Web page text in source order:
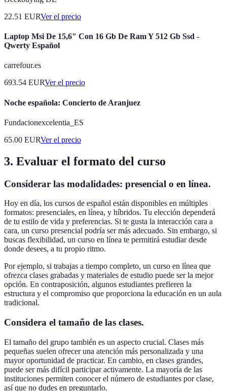
22.51 EURVer el precio
Laptop Msi De 15,6" Con 16 Gb De Ram Y 512 Gb Ssd -
Qwerty Español
carrefour.es
693.54 EURVer el precio
Noche española: Concierto de Aranjuez
Fundacionexcelentia_ES
65.00 EURVer el precio
3. Evaluar el formato del curso
Considerar las modalidades: presencial o en línea.
Hoy en día, los cursos de español están disponibles en múltiples
formatos: presenciales, en línea, y híbridos. Tu elección dependerá
de tu estilo de vida y preferencias. Si te gusta la interacción cara a
cara, un curso presencial podría ser más adecuado. Sin embargo, si
buscas flexibilidad, un curso en línea te permitirá estudiar desde
donde desees, a tu propio ritmo.
Por ejemplo, si trabajas a tiempo completo, un curso en línea que
ofrezca clases grabadas y materiales de estudio puede ser la mejor
opción. En contraposición, algunos estudiantes prefieren la
estructura y el compromiso que proporciona la educación en un aula
tradicional.
Considera el tamaño de las clases.
El tamaño del grupo también es un aspecto crucial. Clases más
pequeñas suelen ofrecer una atención más personalizada y una
mayor oportunidad de practicar. En cambio, en clases grandes,
puede ser más difícil participar activamente. La mayoría de las
instituciones permiten conocer el número de estudiantes por clase,
así que no dudes en preguntarlo.